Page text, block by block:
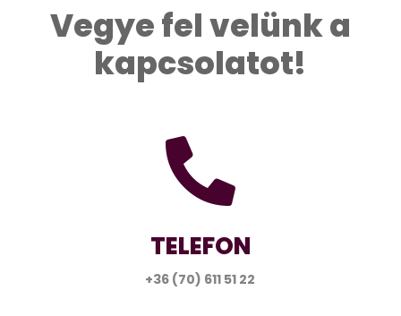
Vegye fel velünk a
kapcsolatot!

TELEFON
+36 (70) 611 51 22